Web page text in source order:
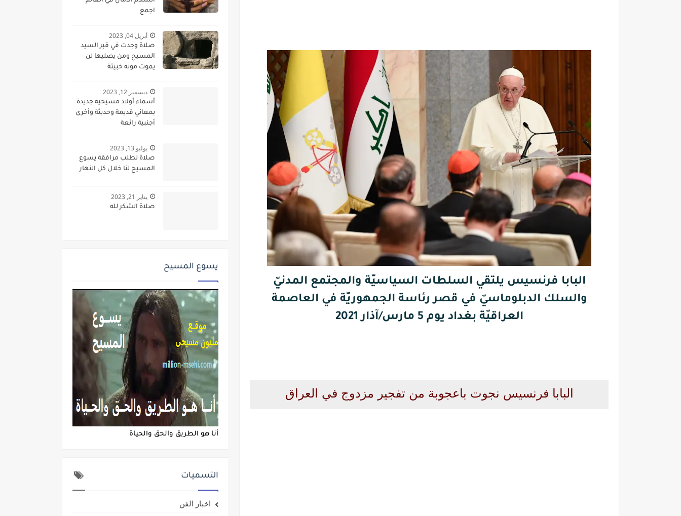
البابا فرنسيس يلتقي السلطات السياسيّة والمجتمع المدنيّ
والسلك الدبلوماسيّ في قصر رئاسة الجمهوريّة في العاصمة
العراقيّة بغداد يوم 5 مارس/آذار 2021
البابا فرنسيس نجوت باعجوبة من تفجير مزدوج في العراق
اجمع
أبريل 04, 2023
صلاة وجدت في قبر السيد
المسيح ومن يصليها لن
يموت موته خبيثة
ديسمبر 12, 2023
أسماء أولاد مسيحية جديدة
بمعاني قديمة وحديثة وأخرى
أجنبية رائعة
يوليو 13, 2023
صلاة لطلب مرافقة يسوع
المسيح لنا خلال كل النهار
يناير 21, 2023
صلاة الشكر لله
يسوع المسيح
أنا هو الطريق والحق والحياة
التسميات
اخبار الفن